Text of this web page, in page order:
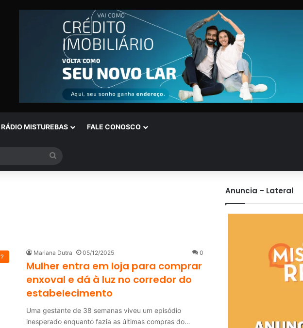
RÁDIO MISTUREBAS FALE CONOSCO
por
Mariana Dutra 05/12/2025 0
Mulher entra em loja para comprar
enxoval e dá à luz no corredor do
estabelecimento
Uma gestante de 38 semanas viveu um episódio
inesperado enquanto fazia as últimas compras do…
Anuncia – Lateral